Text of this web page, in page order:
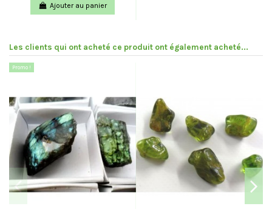
Ajouter au panier
Les clients qui ont acheté ce produit ont également acheté...
Promo !